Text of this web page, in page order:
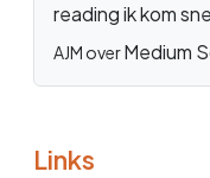
reading ik kom
AJM overMedium
Links